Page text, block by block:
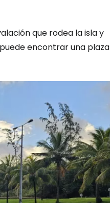
que rodea la isla y
encontrar una plaza